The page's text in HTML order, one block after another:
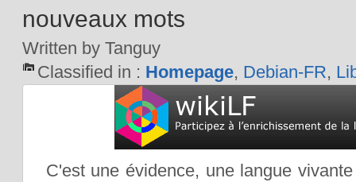
nouveaux mots
Written by Tanguy
Classified in : Homepage, Debian-FR,
C'est une évidence, une langue